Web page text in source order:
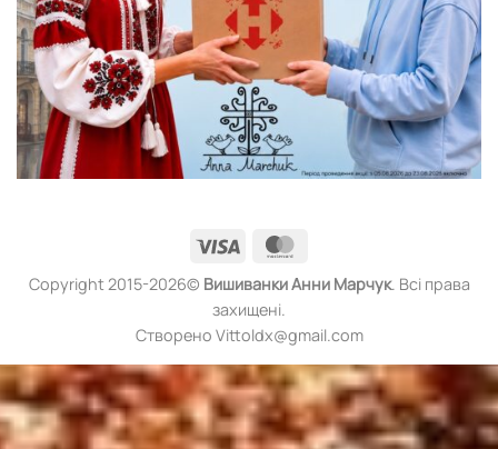
Visa
Copyright 2015-2026© ВишиванкиАнни Марчук. Всі права
захищені.
Створено Vittoldx@gmail.com